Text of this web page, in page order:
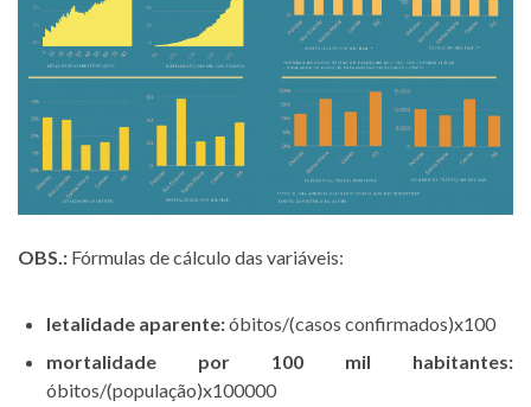
OBS.: Fórmulas de cálculo das variáveis:
letalidade aparente:óbitos/(casos confirmados)x100
mortalidade por 100 mil habitantes:
óbitos/(população)x100000